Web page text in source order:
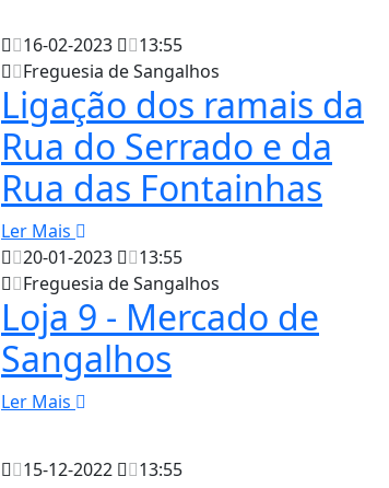
16-02-2023
13:55
Freguesia de Sangalhos
Ligação dos ramais da
Rua do Serrado e da
Rua das Fontainhas
Ler Mais
20-01-2023
13:55
Freguesia de Sangalhos
Loja 9 - Mercado de
Sangalhos
Ler Mais
15-12-2022
13:55